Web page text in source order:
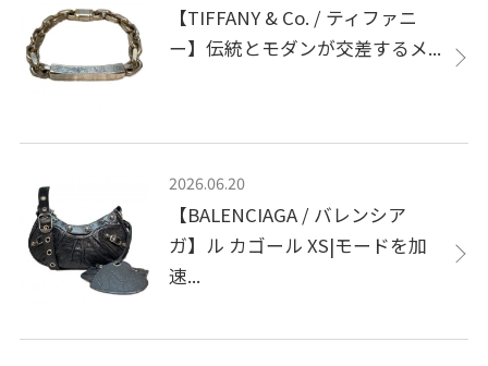
【TIFFANY & Co. / ティファニ
ー】伝統とモダンが交差するメ...
2026.06.20
【BALENCIAGA / バレンシア
ガ】ル カゴール XS|モードを加
速...